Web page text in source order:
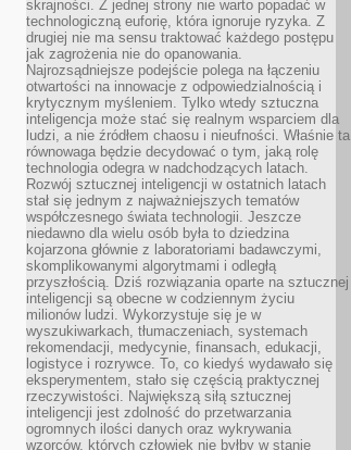
skrajności. Z jednej strony nie warto popadać w
technologiczną euforię, która ignoruje ryzyka. Z
drugiej nie ma sensu traktować każdego postępu
jak zagrożenia nie do opanowania.
Najrozsądniejsze podejście polega na łączeniu
otwartości na innowacje z odpowiedzialnością i
krytycznym myśleniem. Tylko wtedy sztuczna
inteligencja może stać się realnym wsparciem dla
ludzi, a nie źródłem chaosu i nieufności. Właśnie ta
równowaga będzie decydować o tym, jaką rolę
technologia odegra w nadchodzących latach.
Rozwój sztucznej inteligencji w ostatnich latach
stał się jednym z najważniejszych tematów
współczesnego świata technologii. Jeszcze
niedawno dla wielu osób była to dziedzina
kojarzona głównie z laboratoriami badawczymi,
skomplikowanymi algorytmami i odległą
przyszłością. Dziś rozwiązania oparte na sztucznej
inteligencji są obecne w codziennym życiu
milionów ludzi. Wykorzystuje się je w
wyszukiwarkach, tłumaczeniach, systemach
rekomendacji, medycynie, finansach, edukacji,
logistyce i rozrywce. To, co kiedyś wydawało się
eksperymentem, stało się częścią praktycznej
rzeczywistości. Największą siłą sztucznej
inteligencji jest zdolność do przetwarzania
ogromnych ilości danych oraz wykrywania
wzorców, których człowiek nie byłby w stanie